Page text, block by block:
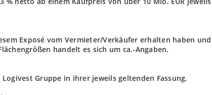
Exposé vom Vermieter/Verkäufer erhalten haben und
handelt es sich um ca.-Angaben.
Gruppe in ihrer jeweils geltenden Fassung.